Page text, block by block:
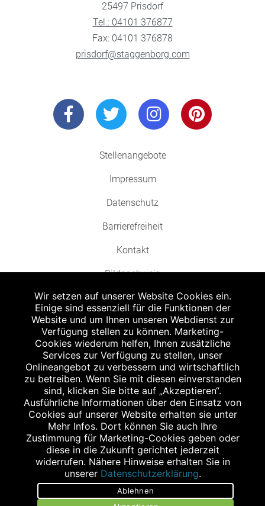
25497 Prisdorf
Tel.: 04101 376877
Fax: 04101 376878
prisdorf@staggenborg.com
Stellenangebote
Impressum
Datenschutz
Barrierefreiheit
Kontakt
Bildnachweis
Abgabe in haushaltsüblichen Mengen, solange der Vorrat reicht. Für Druck-
und Satzfehler keine Haftung.
Zu Risiken und Nebenwirkungen lesen Sie die Packungsbeilage und fragen
Sie Ihren Arzt oder Apotheker.
Angabe nach der deutschen Arzneimitteltaxe Apothekenerstattungspreis
(AEP). Der AEP ist keine unverbindliche Preisempfehlung der Hersteller. Der
AEP ist ein von den Apotheken in Ansatz gebrachter Preis für rezeptfreie
Arzneimittel. Er entspricht in der Höhe dem für Apotheken verbindlichen
Abgabepreis, zu dem eine Apotheke in bestimmten Fällen (z.B. bei Kindern
unter 12 Jahren) das Produkt mit der gesetzlichen Krankenversicherung
abrechnet. Der AEP ist der allgemeine Erstattungspreis im Falle einer
Kostenübernahme durch die gesetzlichen Krankenkassen, vor Abzug eines
Zwangsrabattes (zur Zeit 5%) nach §130 Abs. 1 SGB V.
Unverbindliche Preisempfehlung des Herstellers (UVP).
powered by apovena.de
Wir setzen auf unserer Website Cookies ein.
Einige sind essenziell für die Funktionen der
Website und um Ihnen unseren Webdienst zur
Verfügung stellen zu können. Marketing-
Cookies wiederum helfen, Ihnen zusätzliche
Services zur Verfügung zu stellen, unser
Onlineangebot zu verbessern und wirtschaftlich
zu betreiben. Wenn Sie mit diesen einverstanden
sind, klicken Sie bitte auf „Akzeptieren“.
Ausführliche Informationen über den Einsatz von
Cookies auf unserer Website erhalten sie unter
Mehr Infos. Dort können Sie auch Ihre
Zustimmung für Marketing-Cookies geben oder
diese in die Zukunft gerichtet jederzeit
widerrufen. Nähere Hinweise erhalten Sie in
unserer Datenschutzerklärung.
Ablehnen